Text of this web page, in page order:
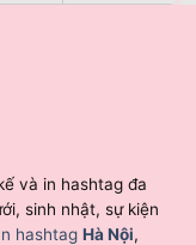
và in hashtag đa
sinh nhật, sự kiện
hashtag Hà Nội,